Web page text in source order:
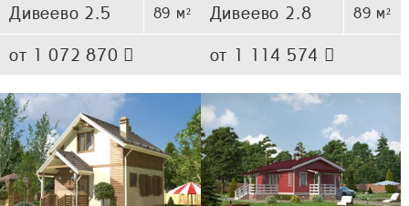
Дивеево 2.5 89 м²
от 1 072 870
Дивеево 2.8 89 м²
от 1 114 574